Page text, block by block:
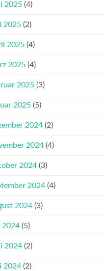
2025 (4)
2025 (2)
2025 (4)
2025 (4)
2025 (3)
2025 (5)
2024 (2)
2024 (4)
2024 (3)
2024 (4)
2024 (3)
2024 (5)
2024 (2)
2024 (2)